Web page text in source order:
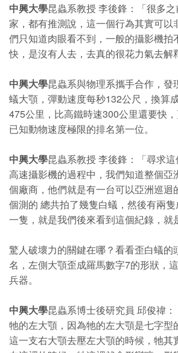
中興大學昆蟲系教授 李後鋒：「很多
家，都有推測說，這一個行為其實可以
們只知道肉眼看不到，一般的攝影機拍
快，是沒有人去，去真的很花力氣去解
中興大學昆蟲系與物理系攜手合作，發
蟻大顎，彈動速度每秒132公尺，換算
475公里，比高鐵時速300公里還要快
已知動物速度極限的排名第一位。
中興大學昆蟲系教授 李後鋒：「尋求
高速攝影機的過程中，我們知道整個亞
個廠商，他們就是有一台可以亞洲巡迴
個測的 總共拍了幾隻白蟻，然後有兩
一隻，就是我們後來看到這個紀錄，就
驚人破壞力的關鍵在哪？看看歪白蟻的
名，左側大顎歪成羅馬數字7的形狀，
兵器。
中興大學昆蟲系博士後研究員 邱俊禕
牠的左大顎，因為牠的左大顎是七字型
這一支右大顎去壓左大顎的時候，牠其